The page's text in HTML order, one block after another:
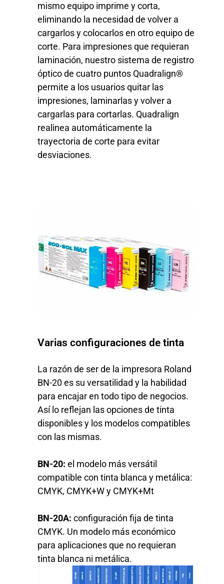
mismo equipo imprime y corta,
eliminando la necesidad de volver a
cargarlos y colocarlos en otro equipo de
corte. Para impresiones que requieran
laminación, nuestro sistema de registro
óptico de cuatro puntos Quadralign®
permite a los usuarios quitar las
impresiones, laminarlas y volver a
cargarlas para cortarlas. Quadralign
realinea automáticamente la
trayectoria de corte para evitar
desviaciones.
Varias configuraciones de tinta
La razón de ser de la impresora Roland
BN-20 es su versatilidad y la habilidad
para encajar en todo tipo de negocios.
Así lo reflejan las opciones de tinta
disponibles y los modelos compatibles
con las mismas.
BN-20: el modelo más versátil
compatible con tinta blanca y metálica:
CMYK, CMYK+W y CMYK+Mt
BN-20A: configuración fija de tinta
CMYK. Un modelo más económico
para aplicaciones que no requieran
tinta blanca ni metálica.